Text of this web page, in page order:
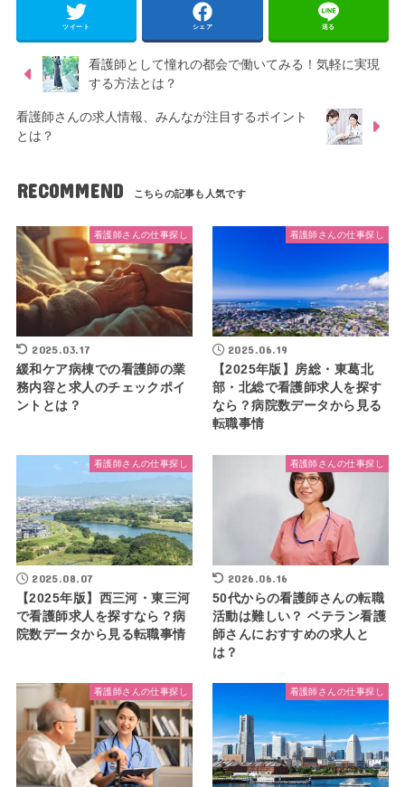
ツイート シェア 送る
看護師として憧れの都会で働いてみる！気軽に実現
する方法とは？
看護師さんの求人情報、みんなが注目するポイント
とは？
RECOMMEND
看護師さんの仕事探し
2025.03.17
緩和ケア病棟での看護師の業
務内容と求人のチェックポイ
ントとは？
看護師さんの仕事探し
2025.06.19
【2025年版】房総・東葛北
部・北総で看護師求人を探す
なら？病院数データから見る
転職事情
看護師さんの仕事探し
2025.08.07
【2025年版】西三河・東三河
で看護師求人を探すなら？病
院数データから見る転職事情
看護師さんの仕事探し
2026.06.16
50代からの看護師さんの転職
活動は難しい？ ベテラン看護
師さんにおすすめの求人と
は？
看護師さんの仕事探し 看護師さんの仕事探し